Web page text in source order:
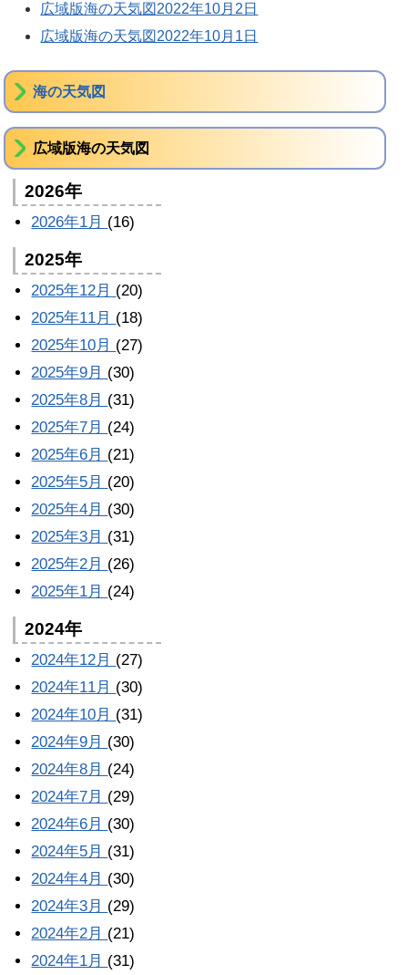
広域版海の天気図2022年10月2日
広域版海の天気図2022年10月1日
海の天気図
広域版海の天気図
2026年
2026年1月 (16)
2025年
2025年12月 (20)
2025年11月 (18)
2025年10月 (27)
2025年9月 (30)
2025年8月 (31)
2025年7月 (24)
2025年6月 (21)
2025年5月 (20)
2025年4月 (30)
2025年3月 (31)
2025年2月 (26)
2025年1月 (24)
2024年
2024年12月 (27)
2024年11月 (30)
2024年10月 (31)
2024年9月 (30)
2024年8月 (24)
2024年7月 (29)
2024年6月 (30)
2024年5月 (31)
2024年4月 (30)
2024年3月 (29)
2024年2月 (21)
2024年1月 (31)